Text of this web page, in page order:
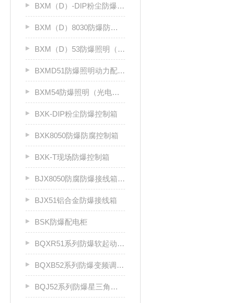
BXM（D）-DIP粉尘防爆照明（动力）配电箱
BXM（D）8030防爆防腐照明动力配电箱（Ⅱ C）
BXM（D）53防爆照明（动力）配电箱ⅡC
BXMD51防爆照明动力配电箱
BXM54防爆照明（光电效应）配电箱
BXK-DIP粉尘防爆控制箱
BXK8050防爆防腐控制箱
BXK-T现场防爆控制箱
BJX8050防腐防爆接线箱厂家
BJX51铝合金防爆接线箱
BSK防爆配电柜
BQXR51系列防爆软起动器（ⅡB）
BQXB52系列防爆变频调速箱（II B）
BQJ52系列防爆星三角起动箱（Ⅱ B）